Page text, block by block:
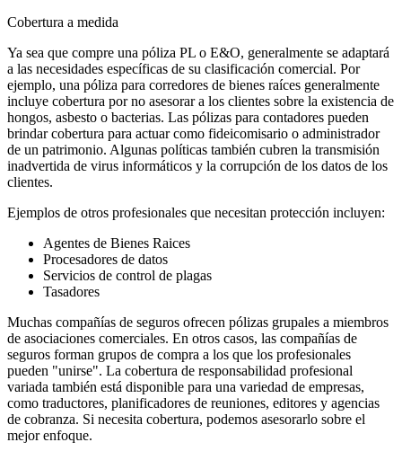
Cobertura a medida
Ya sea que compre una póliza PL o E&O, generalmente se adaptará
a las necesidades específicas de su clasificación comercial. Por
ejemplo, una póliza para corredores de bienes raíces generalmente
incluye cobertura por no asesorar a los clientes sobre la existencia de
hongos, asbesto o bacterias. Las pólizas para contadores pueden
brindar cobertura para actuar como fideicomisario o administrador
de un patrimonio. Algunas políticas también cubren la transmisión
inadvertida de virus informáticos y la corrupción de los datos de los
clientes.
Ejemplos de otros profesionales que necesitan protección incluyen:
Agentes de Bienes Raices
Procesadores de datos
Servicios de control de plagas
Tasadores
Muchas compañías de seguros ofrecen pólizas grupales a miembros
de asociaciones comerciales. En otros casos, las compañías de
seguros forman grupos de compra a los que los profesionales
pueden "unirse". La cobertura de responsabilidad profesional
variada también está disponible para una variedad de empresas,
como traductores, planificadores de reuniones, editores y agencias
de cobranza. Si necesita cobertura, podemos asesorarlo sobre el
mejor enfoque.